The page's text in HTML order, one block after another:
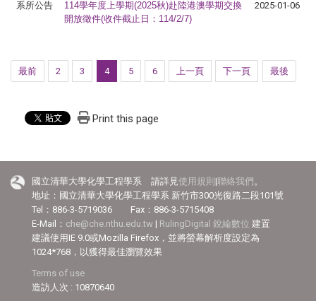
系所公告 114學年度上學期(2025秋)赴陸港澳學期交換
開放徵件(收件截止日：114/2/7)
2025-01-06
最前 2 3 4 5 6 上一頁 下一頁 最後
Print this page
國立清華大學化學工程學系 請詳見使用規則 |聯絡我們 。
地址：國立清華大學化學工程學系 新竹市300光復路二段101號
Tel：886-3-5719036 Fax：886-3-5715408
E-Mail： che@che.nthu.edu.tw | RulingDigital 銳綸數位 建置
建議使用IE 9.0或Mozilla Firefox，並將螢幕解析度設定為
1024*768，以獲得最佳瀏覽效果
Terms of use
造訪人次 : 10870640